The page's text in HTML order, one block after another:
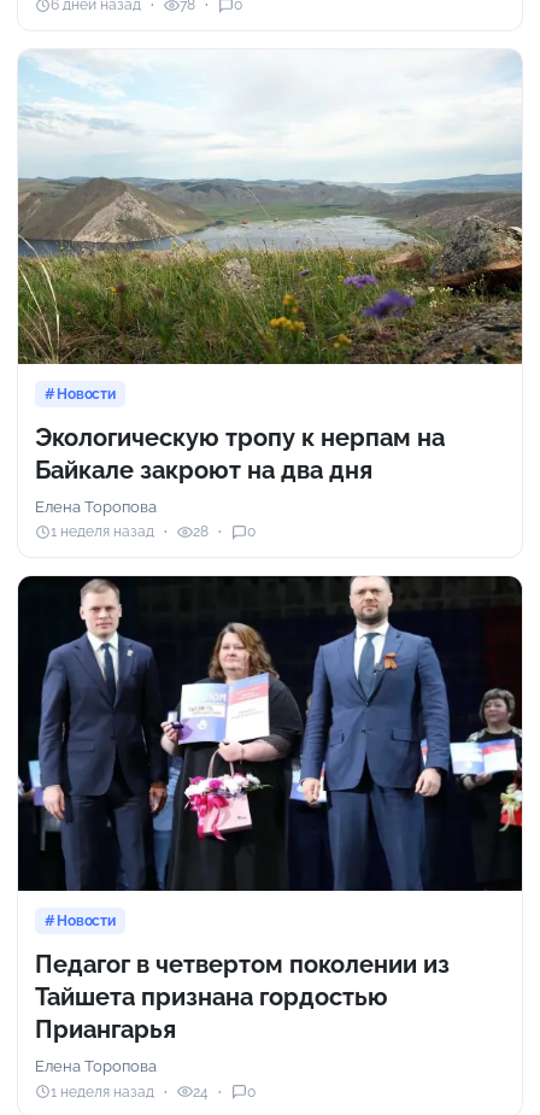
6 дней назад 78 0
Новости
Экологическую тропу к нерпам на
Байкале закроют на два дня
Елена Торопова
1 неделя назад 28 0
Новости
Педагог в четвертом поколении из
Тайшета признана гордостью
Приангарья
Елена Торопова
1 неделя назад 24 0